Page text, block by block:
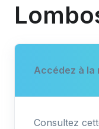
Accédez à la
Consultez